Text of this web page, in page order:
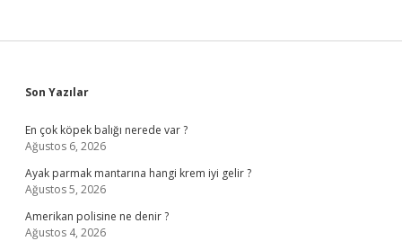
Sidebar
Son Yazılar
En çok köpek balığı nerede var ?
Ağustos 6, 2026
Ayak parmak mantarına hangi krem iyi gelir ?
Ağustos 5, 2026
Amerikan polisine ne denir ?
Ağustos 4, 2026